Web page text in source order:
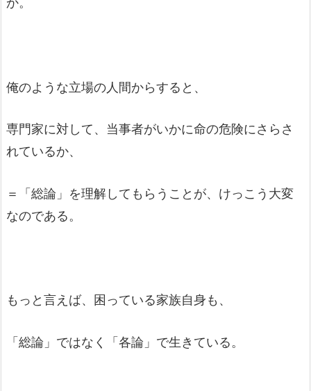
俺のような立場の人間からすると、
専門家に対して、当事者がいかに命の危険にさらさ
れているか、
＝「総論」を理解してもらうことが、けっこう大変
なのである。
もっと言えば、困っている家族自身も、
「総論」ではなく「各論」で生きている。